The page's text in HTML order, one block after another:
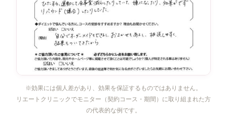
※効果には個人差があり、効果を保証するものではありません。
リエートクリニックでモニター（契約コース・期間）に取り組まれた方
の代表的な例です。